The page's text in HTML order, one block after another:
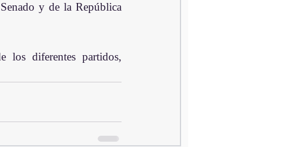
y de la República
los diferentes partidos,